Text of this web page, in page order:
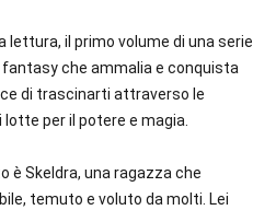
lettura, il primo volume di una serie
fantasy che ammalia e conquista
di trascinarti attraverso le
per il potere e magia.
è Skeldra, una ragazza che
temuto e voluto da molti. Lei